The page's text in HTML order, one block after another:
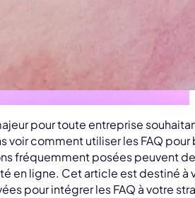
pour toute entreprise
voir comment utiliser les FAQ
fréquemment posées peuvent
en ligne. Cet article est destiné à
pour intégrer les FAQ à votre